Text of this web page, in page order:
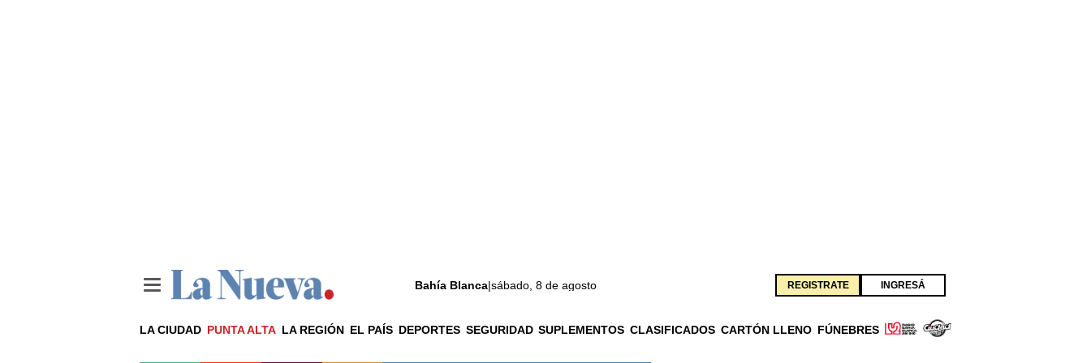
Bahía Blanca|sábado, 8 de agosto REGISTRATE INGRESÁ
LA CIUDAD PUNTA ALTA LA REGIÓN EL PAÍS DEPORTES SEGURIDAD SUPLEMENTOS CLASIFICADOS CARTÓN LLENO FÚNEBRES